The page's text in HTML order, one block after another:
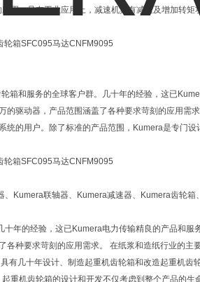
用，且在工业应用上，减速机具有减速及增加转矩
箱和服务的全球客户群。几十年的经验，这已
驱动器，产品范围涵盖了各种要求苛刻的应用需
的用户。除了标准的产品范围，Kumera是专门设
Kumera联轴器、Kumera减速器、Kumera齿轮箱
年的经验，这已Kumera电力传输精良的产品和服
种要求苛刻的应用需求。 在纸浆和造纸行业的主
有几十年设计、制造起重机齿轮箱和改造起重机齿
重机齿轮箱的设计和开发不仅考虑到整个产品的生